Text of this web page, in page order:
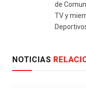
de
TV y
NOTICIAS